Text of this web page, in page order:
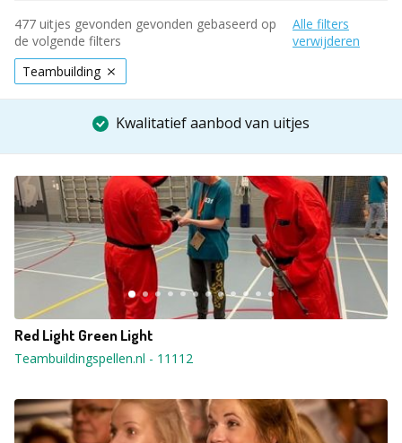
477 uitjes gevonden gevonden gebaseerd op
de volgende filters
Alle filters
verwijderen
Teambuilding
Kwalitatief aanbod van uitjes
Red Light Green Light
Teambuildingspellen.nl - 11112